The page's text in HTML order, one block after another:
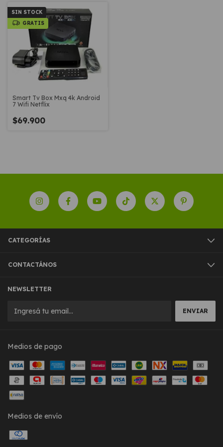
SIN STOCK
GRATIS
Smart Tv Box Mxq 4k Android
7 Wifi Netflix
$69.900
CATEGORÍAS
CONTACTÁNOS
NEWSLETTER
Medios de pago
Medios de envío